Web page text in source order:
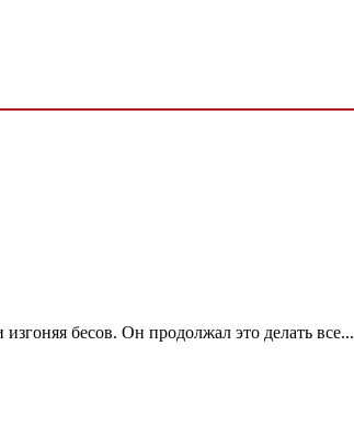
бесов. Он продолжал это делать все...